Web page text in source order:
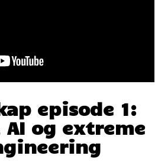
episode 1:
AI og extreme